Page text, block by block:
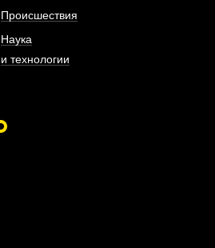
Происшествия
Наука
и технологии